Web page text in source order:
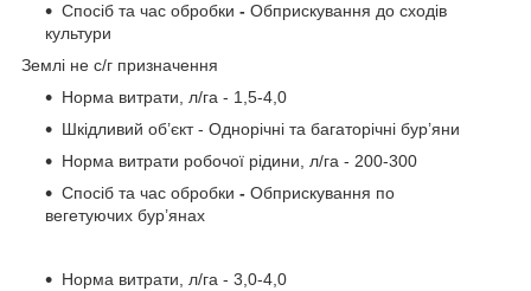
Спосіб та час обробки - Обприскування до сходів
культури
Землі не с/г призначення
Норма витрати, л/га - 1,5-4,0
Шкідливий об’єкт - Однорічні та багаторічні бур’яни
Норма витрати робочої рідини, л/га - 200-300
Спосіб та час обробки - Обприскування по
вегетуючих бур’янах
Норма витрати, л/га - 3,0-4,0